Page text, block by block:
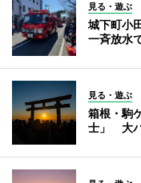
見る・遊ぶ
城下町小
一斉放水
見る・遊ぶ
箱根・駒
士」 大